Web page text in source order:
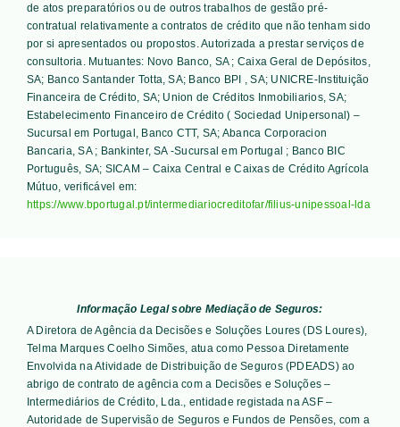
de atos preparatórios ou de outros trabalhos de gestão pré-
contratual relativamente a contratos de crédito que não tenham sido
por si apresentados ou propostos. Autorizada a prestar serviços de
consultoria. Mutuantes: Novo Banco, SA ; Caixa Geral de Depósitos,
SA; Banco Santander Totta, SA; Banco BPI , SA; UNICRE-Instituição
Financeira de Crédito, SA; Union de Créditos Inmobiliarios, SA;
Estabelecimento Financeiro de Crédito ( Sociedad Unipersonal) –
Sucursal em Portugal, Banco CTT, SA; Abanca Corporacion
Bancaria, SA ; Bankinter, SA -Sucursal em Portugal ; Banco BIC
Português, SA; SICAM – Caixa Central e Caixas de Crédito Agrícola
Mútuo , verificável em:
https://www.bportugal.pt/intermediariocreditofar/filius-unipessoal-lda
Informação Legal sobre Mediação de Seguros:
A Diretora de Agência da Decisões e Soluções Loures (DS Loures),
Telma Marques Coelho Simões, atua como Pessoa Diretamente
Envolvida na Atividade de Distribuição de Seguros (PDEADS) ao
abrigo de contrato de agência com a Decisões e Soluções –
Intermediários de Crédito, Lda., entidade registada na ASF –
Autoridade de Supervisão de Seguros e Fundos de Pensões, com a